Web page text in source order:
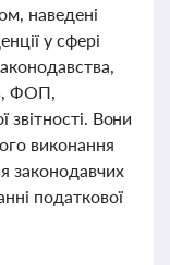
наведені
у сфері
ФОП,
звітності. Вони
виконання
законодавчих
податкової